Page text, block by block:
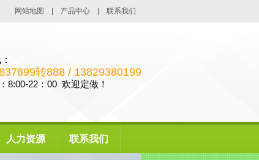
网站地图 产品中心 联系我们
转888 / 13829380199
8:00-22：00 欢迎定做！
人力资源 联系我们